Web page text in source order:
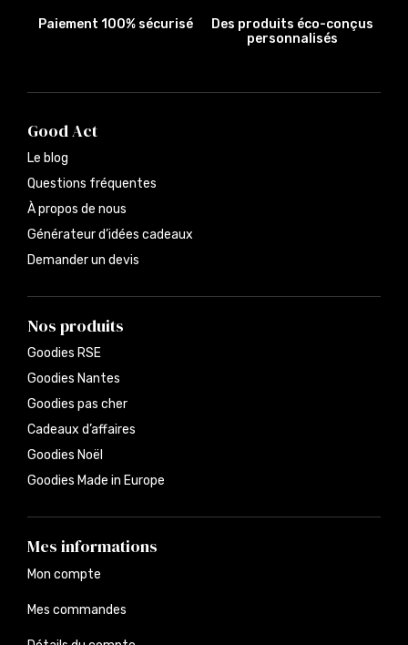
Paiement 100% sécurisé
Des produits éco-conçus
personnalisés
Good Act
Le blog
Questions fréquentes
À propos de nous
Générateur d’idées cadeaux
Demander un devis
Nos produits
Goodies RSE
Goodies Nantes
Goodies pas cher
Cadeaux d’affaires
Goodies Noël
Goodies Made in Europe
Mes informations
Mon compte
Mes commandes